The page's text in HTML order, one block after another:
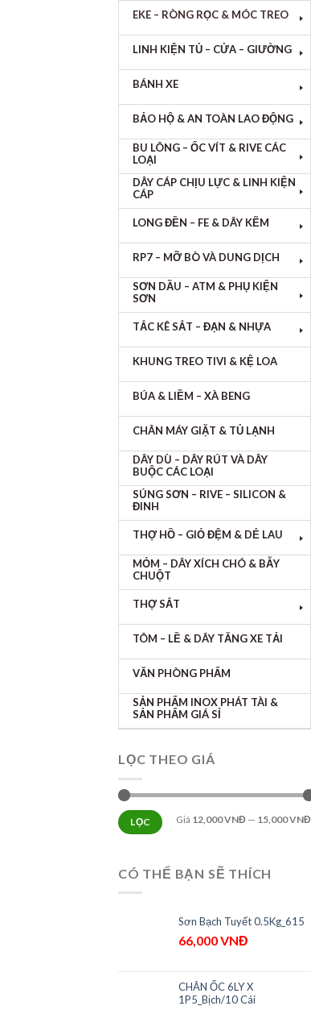
EKE – RÒNG RỌC & MÓC TREO
LINH KIỆN TỦ – CỬA – GIƯỜNG
BÁNH XE
BẢO HỘ & AN TOÀN LAO ĐỘNG
BU LÔNG – ỐC VÍT & RIVE CÁC
LOẠI
DÂY CÁP CHỊU LỰC & LINH KIỆN
CÁP
LONG ĐỀN – FE & DÂY KẼM
RP7 – MỠ BÒ VÀ DUNG DỊCH
SƠN DẦU – ATM & PHỤ KIỆN
SƠN
TẮC KÊ SẮT – ĐẠN & NHỰA
KHUNG TREO TIVI & KỆ LOA
BÚA & LIỀM – XÀ BENG
CHÂN MÁY GIẶT & TỦ LẠNH
DÂY DÙ – DÂY RÚT VÀ DÂY
BUỘC CÁC LOẠI
SÚNG SƠN – RIVE – SILICON &
ĐINH
THỢ HỒ – GIỎ ĐỆM & DẺ LAU
MỎM – DÂY XÍCH CHÓ & BẪY
CHUỘT
THỢ SẮT
TÔM – LỀ & DÂY TĂNG XE TẢI
VĂN PHÒNG PHẨM
SẢN PHẨM INOX PHÁT TÀI &
SẢN PHẨM GIÁ SỈ
LỌC THEO GIÁ
LỌC Giá 12,000 VNĐ — 15,000 VNĐ
CÓ THỂ BẠN SẼ THÍCH
Sơn Bạch Tuyết 0.5Kg_615
66,000VNĐ
CHÂN ỐC 6LY X
1P5_Bịch/10 Cái